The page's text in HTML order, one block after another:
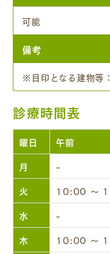
可能
備考
※目印となる建物等
診療時間表
曜日 午前
月
-
火
10:00 ～
水
-
木
10:00 ～